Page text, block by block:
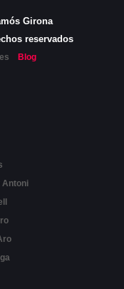
Girona
reservados
Blog
Antoni